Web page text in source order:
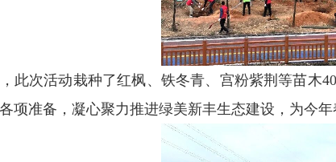
次活动栽种了红枫、铁冬青、宫粉紫荆等苗木
项准备，凝心聚力推进绿美新丰生态建设，为今